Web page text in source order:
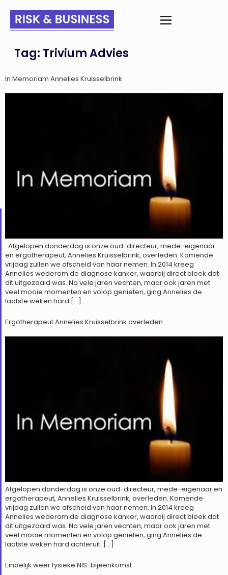
Tag: Trivium Advies
In Memoriam Annelies Kruisselbrink
Afgelopen donderdag is onze oud-directeur, mede-eigenaar
en ergotherapeut, Annelies Kruisselbrink, overleden. Komende
vrijdag zullen we afscheid van haar nemen. In 2014 kreeg
Annelies wederom de diagnose kanker, waarbij direct bleek dat
dit uitgezaaid was. Na vele jaren vechten, maar ook jaren met
veel mooie momenten en volop genieten, ging Annelies de
laatste weken hard […]
Ergotherapeut Annelies Kruisselbrink overleden
Afgelopen donderdag is onze oud-directeur, mede-eigenaar en
ergotherapeut, Annelies Kruisselbrink, overleden. Komende
vrijdag zullen we afscheid van haar nemen. In 2014 kreeg
Annelies wederom de diagnose kanker, waarbij direct bleek dat
dit uitgezaaid was. Na vele jaren vechten, maar ook jaren met
veel mooie momenten en volop genieten, ging Annelies de
laatste weken hard achteruit. […]
Eindelijk weer fysieke NIS-bijeenkomst